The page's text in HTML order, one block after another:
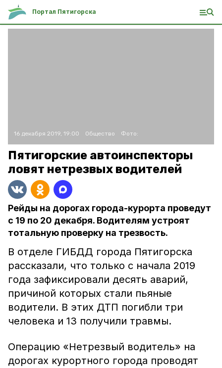
Портал Пятигорска
16 декабря 2019, 19:00 Общество Фото:
Пятигорские автоинспекторы
ловят нетрезвых водителей
Рейды на дорогах города-курорта проведут
с 19 по 20 декабря. Водителям устроят
тотальную проверку на трезвость.
В отделе ГИБДД города Пятигорска
рассказали, что только с начала 2019
года зафиксировали десять аварий,
причиной которых стали пьяные
водители. В этих ДТП погибли три
человека и 13 получили травмы.
Операцию «Нетрезвый водитель» на
дорогах курортного города проводят